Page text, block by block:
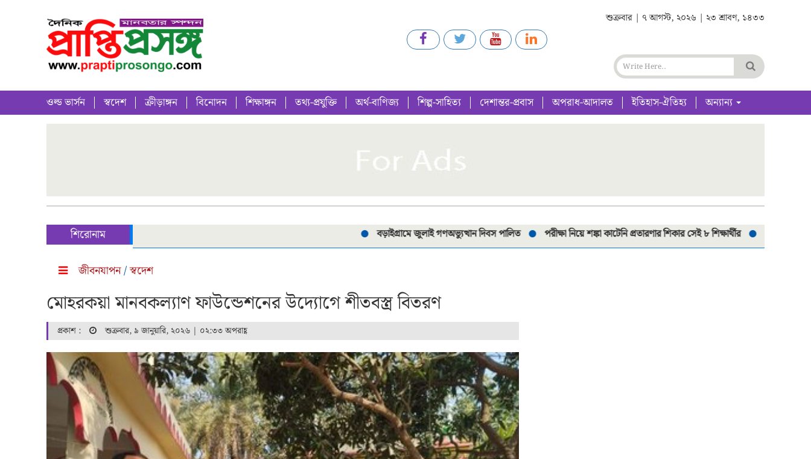
শুক্রবার | ৭ আগস্ট, ২০২৬ | ২৩ শ্রাবণ, ১৪৩৩
ওল্ড ভার্সন স্বদেশ ক্রীড়াঙ্গন বিনোদন শিক্ষাঙ্গন তথ্য-প্রযুক্তি অর্থ-বাণিজ্য শিল্প-সাহিত্য দেশান্তর-প্রবাস অপরাধ-আদালত ইতিহাস-ঐতিহ্য অন্যান্য
শিরোনাম বড়াইগ্রামে জুলাই গণঅভ্যুত্থান দিবস পালিত পরীক্ষা নিয়ে শঙ্কা কাটেনি প্রতারণার শিকার সেই ৮ শিক্ষার্থীর সড়ক দূর্ঘটনায়
জীবনযাপন/স্বদেশ
মোহরকয়া মানবকল্যাণ ফাউন্ডেশনের উদ্যোগে শীতবস্ত্র বিতরণ
প্রকাশ : শুক্রবার, ৯ জানুয়ারি, ২০২৬ | ০২:৩৩ অপরাহ্ণ